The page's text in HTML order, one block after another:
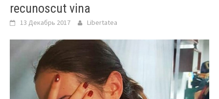
recunoscut vina
13 Декабрь 2017 Libertatea